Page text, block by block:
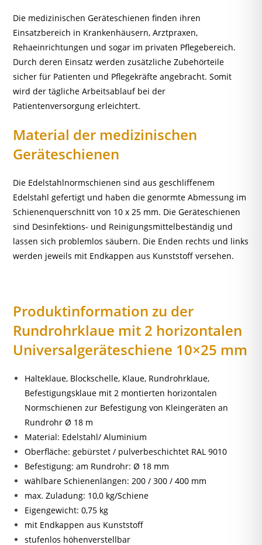
Die medizinischen Geräteschienen finden ihren
Einsatzbereich in Krankenhäusern, Arztpraxen,
Rehaeinrichtungen und sogar im privaten Pflegebereich.
Durch deren Einsatz werden zusätzliche Zubehörteile
sicher für Patienten und Pflegekräfte angebracht. Somit
wird der tägliche Arbeitsablauf bei der
Patientenversorgung erleichtert.
Material der medizinischen
Geräteschienen
Die Edelstahlnormschienen sind aus geschliffenem
Edelstahl gefertigt und haben die genormte Abmessung im
Schienenquerschnitt von 10 x 25 mm. Die Geräteschienen
sind Desinfektions- und Reinigungsmittelbeständig und
lassen sich problemlos säubern. Die Enden rechts und links
werden jeweils mit Endkappen aus Kunststoff versehen.
Produktinformation zu der
Rundrohrklaue mit 2 horizontalen
Universalgeräteschiene 10×25 mm
Halteklaue, Blockschelle, Klaue, Rundrohrklaue,
Befestigungsklaue mit 2 montierten horizontalen
Normschienen zur Befestigung von Kleingeräten an
Rundrohr Ø 18 m
Material: Edelstahl/ Aluminium
Oberfläche: gebürstet / pulverbeschichtet RAL 9010
Befestigung: am Rundrohr: Ø 18 mm
wählbare Schienenlängen: 200 / 300 / 400 mm
max. Zuladung: 10,0 kg/Schiene
Eigengewicht: 0,75 kg
mit Endkappen aus Kunststoff
stufenlos höhenverstellbar